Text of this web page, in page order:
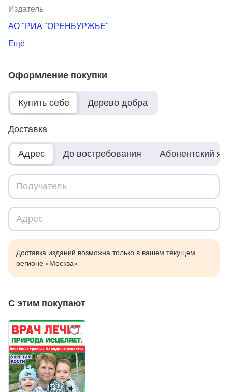
Издатель
АО "РИА "ОРЕНБУРЖЬЕ"
Ещё
Оформление покупки
Купить себе Дерево добра
Доставка
Адрес До востребования Абонентский
Доставка изданий возможна только в вашем текущем
регионе «Москва»
С этим покупают